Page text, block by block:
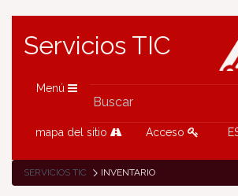
Servicios TIC
Menú
mapa del sitio Acceso
SERVICIOS TIC INVENTARIO